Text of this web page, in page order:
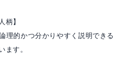
柄】
理的かつ分かりやすく説明できる
ます。